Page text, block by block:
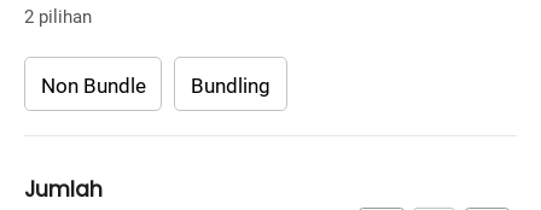
2 pilihan
Non Bundle Bundling
Jumlah